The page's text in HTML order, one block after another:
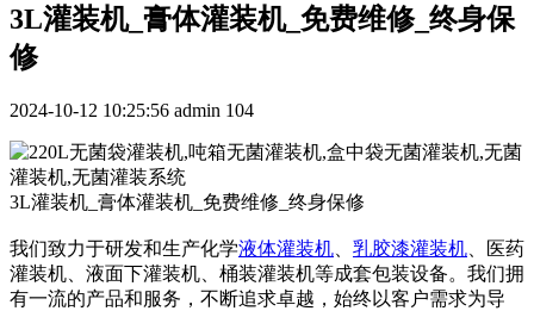
3L灌装机_膏体灌装机_免费维修_终身保
修
2024-10-12 10:25:56 admin 104
3L灌装机_膏体灌装机_免费维修_终身保修
我们致力于研发和生产化学液体灌装机 乳胶漆灌装机 、医药
灌装机、液面下灌装机、桶装灌装机等成套包装设备。我们拥
有一流的产品和服务，不断追求卓越，始终以客户需求为导